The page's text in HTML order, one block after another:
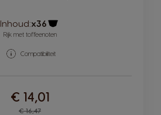
Inhoud:x36
Pictogram capsule
Rijk met toffeenoten
Compatibiliteit
Regular Price
€ 16,47
€ 14,01